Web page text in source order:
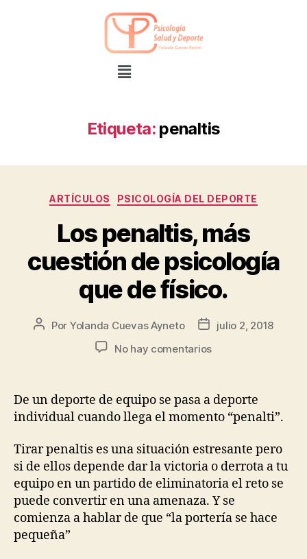
Etiqueta: penaltis
ARTÍCULOS PSICOLOGÍA DEL DEPORTE
Los penaltis, más
cuestión de psicología
que de físico.
Por Yolanda Cuevas Ayneto
julio 2, 2018
No hay comentarios
De un deporte de equipo se pasa a deporte
individual cuando llega el momento “penalti”.
Tirar penaltis es una situación estresante pero
si de ellos depende dar la victoria o derrota a tu
equipo en un partido de eliminatoria el reto se
puede convertir en una amenaza. Y se
comienza a hablar de que “la portería se hace
pequeña”